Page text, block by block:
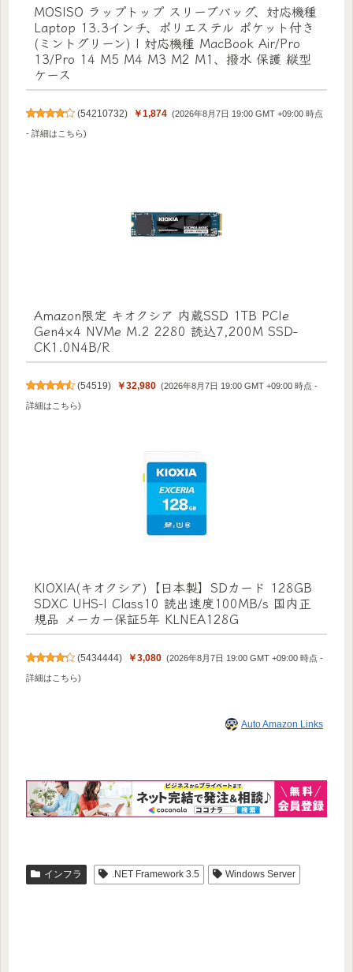
MOSISO ラップトップ スリーブバッグ、対応機種
Laptop 13.3インチ、ポリエステル ポケット付き
(ミントグリーン) | 対応機種 MacBook Air/Pro
13/Pro 14 M5 M4 M3 M2 M1、撥水 保護 縦型
ケース
(54210732) ￥1,874 (2026年8月7日 19:00 GMT +09:00 時点
- 詳細はこちら)
Amazon限定 キオクシア 内蔵SSD 1TB PCIe
Gen4×4 NVMe M.2 2280 読込7,200M SSD-
CK1.0N4B/R
(54519) ￥32,980 (2026年8月7日 19:00 GMT +09:00 時点 -
詳細はこちら)
KIOXIA(キオクシア)【日本製】SDカード 128GB
SDXC UHS-I Class10 読出速度100MB/s 国内正
規品 メーカー保証5年 KLNEA128G
(5434444) ￥3,080 (2026年8月7日 19:00 GMT +09:00 時点 -
詳細はこちら)
Auto Amazon Links
インフラ .NET Framework 3.5 Windows Server